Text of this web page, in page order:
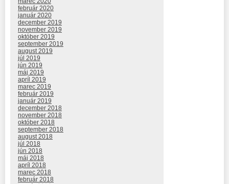
február 2020
január 2020
december 2019
november 2019
október 2019
september 2019
august 2019
júl 2019
jún 2019
máj 2019
apríl 2019
marec 2019
február 2019
január 2019
december 2018
november 2018
október 2018
september 2018
august 2018
júl 2018
jún 2018
máj 2018
apríl 2018
marec 2018
február 2018